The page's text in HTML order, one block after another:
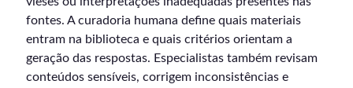
fontes. A curadoria humana define quais materiais
entram na biblioteca e quais critérios orientam a
geração das respostas. Especialistas também revisam
conteúdos sensíveis, corrigem inconsistências e